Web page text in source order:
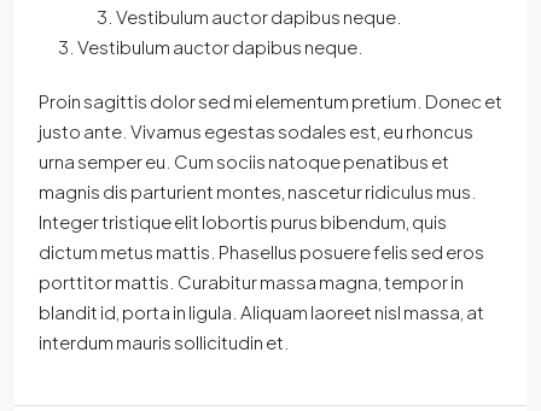
Vestibulum auctor dapibus neque.
Vestibulum auctor dapibus neque.
Proin sagittis dolor sed mi elementum pretium. Donec et
justo ante. Vivamus egestas sodales est, eu rhoncus
urna semper eu. Cum sociis natoque penatibus et
magnis dis parturient montes, nascetur ridiculus mus.
Integer tristique elit lobortis purus bibendum, quis
dictum metus mattis. Phasellus posuere felis sed eros
porttitor mattis. Curabitur massa magna, tempor in
blandit id, porta in ligula. Aliquam laoreet nisl massa, at
interdum mauris sollicitudin et.